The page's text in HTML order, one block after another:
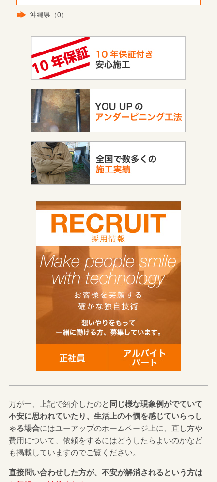
沖縄県（0）
万が一、上記で紹介したのと 同じ様な現象例がでていて
不安に思われていたり、生活上の不憫を感じていらっし
ゃる場合にはユーアップのホームページ上に、直し方や
費用について、依頼をするにはどうしたらよいのかなど
も掲載していますのでご覧ください。
直接問い合わせした方が、不安が解消されるという方は